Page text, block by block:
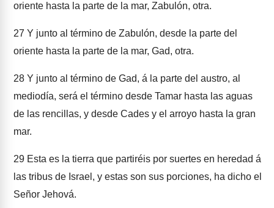
oriente hasta la parte de la mar, Zabulón, otra.
27 Y junto al término de Zabulón, desde la parte del
oriente hasta la parte de la mar, Gad, otra.
28 Y junto al término de Gad, á la parte del austro, al
mediodía, será el término desde Tamar hasta las aguas
de las rencillas, y desde Cades y el arroyo hasta la gran
mar.
29 Esta es la tierra que partiréis por suertes en heredad á
las tribus de Israel, y estas son sus porciones, ha dicho el
Señor Jehová.